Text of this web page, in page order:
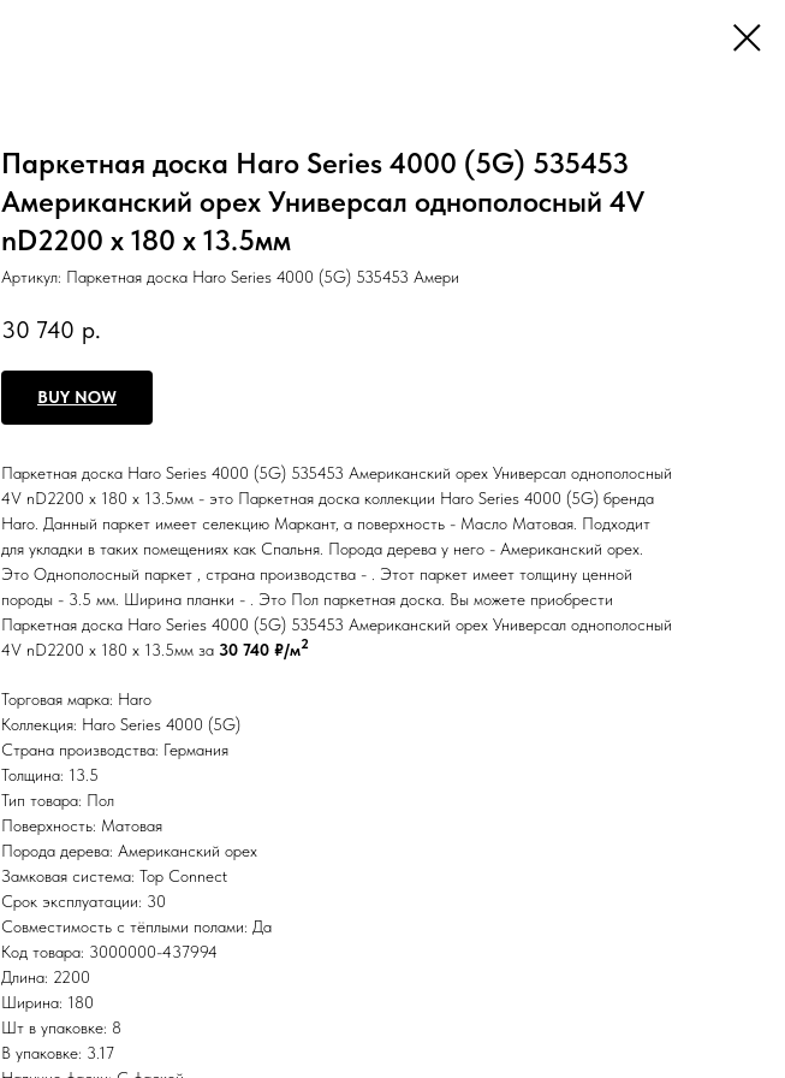
Паркетная доска Haro Series 4000 (5G) 535453
Американский орех Универсал однополосный 4V
nD2200 x 180 x 13.5мм
Артикул: Паркетная доска Haro Series 4000 (5G) 535453 Амери
30 740 р.
BUY NOW
Паркетная доска Haro Series 4000 (5G) 535453 Американский орех Универсал однополосный
4V nD2200 x 180 x 13.5мм - это Паркетная доска коллекции Haro Series 4000 (5G) бренда
Haro. Данный паркет имеет селекцию Маркант, а поверхность - Масло Матовая. Подходит
для укладки в таких помещениях как Спальня. Порода дерева у него - Американский орех.
Это Однополосный паркет , страна производства - . Этот паркет имеет толщину ценной
породы - 3.5 мм. Ширина планки - . Это Пол паркетная доска. Вы можете приобрести
Паркетная доска Haro Series 4000 (5G) 535453 Американский орех Универсал однополосный
4V nD2200 x 180 x 13.5мм за 30 740 ₽/м2
Торговая марка: Haro
Коллекция: Haro Series 4000 (5G)
Страна производства: Германия
Толщина: 13.5
Тип товара: Пол
Поверхность: Матовая
Порода дерева: Американский орех
Замковая система: Top Connect
Срок эксплуатации: 30
Совместимость с тёплыми полами: Да
Код товара: 3000000-437994
Длина: 2200
Ширина: 180
Шт в упаковке: 8
В упаковке: 3.17